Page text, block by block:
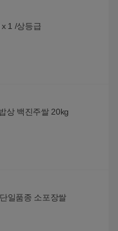
1 /상등급
상 백진주쌀 20kg
일품종 소포장쌀